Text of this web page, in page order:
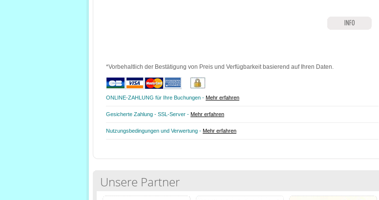
INFO
*Vorbehaltlich der Bestätigung von Preis und Verfügbarkeit basierend auf Ihren Daten.
ONLINE-ZAHLUNG für Ihre Buchungen - Mehr erfahren
Gesicherte Zahlung - SSL-Server - Mehr erfahren
Nutzungsbedingungen und Verwertung - Mehr erfahren
Unsere Partner